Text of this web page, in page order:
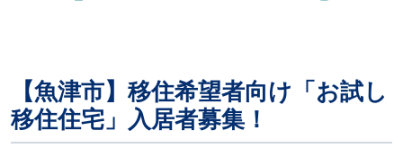
【魚津市】移住希望者向け「お試し
移住住宅」入居者募集！